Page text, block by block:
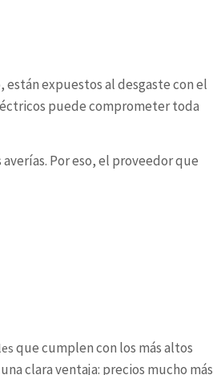
expuestos al desgaste con el
puede comprometer toda
Por eso, el proveedor que
que cumplen con los más altos
clara ventaja: precios mucho más